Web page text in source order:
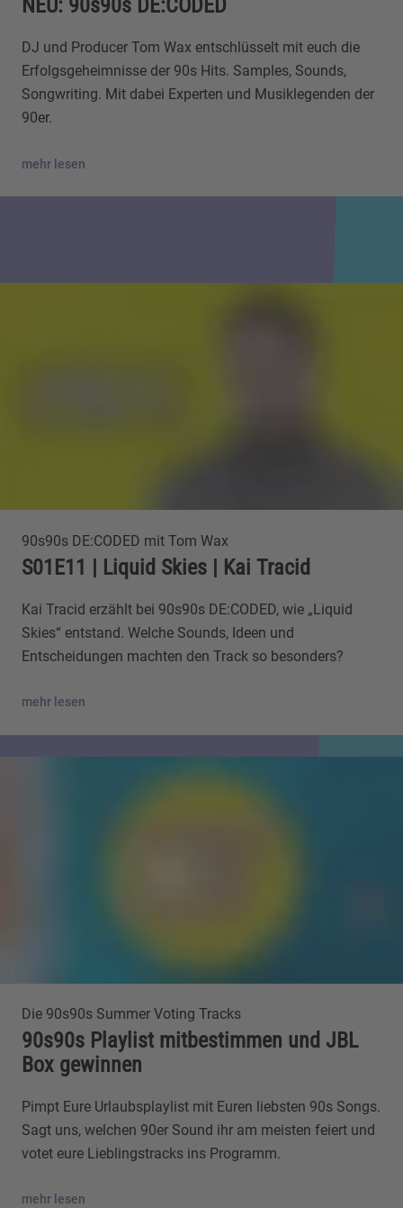
NEU: 90s90s DE:CODED
DJ und Producer Tom Wax entschlüsselt mit euch die
Erfolgsgeheimnisse der 90s Hits. Samples, Sounds,
Songwriting. Mit dabei Experten und Musiklegenden der
90er.
mehr lesen
90s90s DE:CODED mit Tom Wax
S01E11 | Liquid Skies | Kai Tracid
Kai Tracid erzählt bei 90s90s DE:CODED, wie „Liquid
Skies“ entstand. Welche Sounds, Ideen und
Entscheidungen machten den Track so besonders?
mehr lesen
Die 90s90s Summer Voting Tracks
90s90s Playlist mitbestimmen und JBL
Box gewinnen
Pimpt Eure Urlaubsplaylist mit Euren liebsten 90s Songs.
Sagt uns, welchen 90er Sound ihr am meisten feiert und
votet eure Lieblingstracks ins Programm.
mehr lesen